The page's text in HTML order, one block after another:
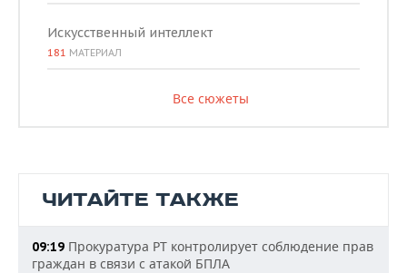
Искусственный интеллект
181 МАТЕРИАЛ
Все сюжеты
ЧИТАЙТЕ ТАКЖЕ
09:19 Прокуратура РТ контролирует соблюдение прав
граждан в связи с атакой БПЛА